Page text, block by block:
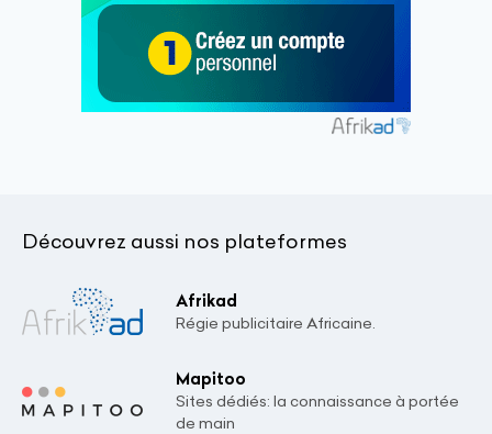
Découvrez aussi nos plateformes
Afrikad
Régie publicitaire Africaine.
Mapitoo
Sites dédiés: la connaissance à portée
de main